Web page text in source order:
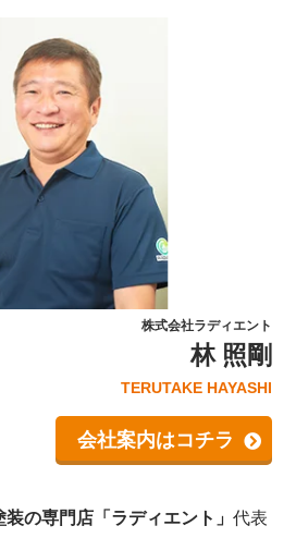
株式会社ラディエント
林 照剛
TERUTAKE HAYASHI
会社案内はコチラ
装の専門店「ラディエント」代表